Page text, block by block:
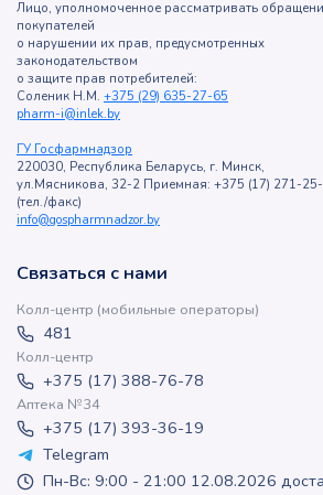
Лицо, уполномоченное рассматривать
покупателей
о нарушении их прав, предусмотренных
законодательством
о защите прав потребителей:
Соленик Н.М. +375 (29) 635-27-65
pharm-i@inlek.by
ГУ Госфармнадзор
220030, Республика Беларусь, г. Минск,
ул.Мясникова, 32-2 Приемная: +375 (17) 271-
(тел./факс)
info@gospharmnadzor.by
Связаться с нами
Колл-центр (мобильные операторы)
481
Колл-центр
+375 (17) 388-76-78
Аптека №34
+375 (17) 393-36-19
Telegram
Пн-Вс: 9:00 - 21:00 12.08.2026